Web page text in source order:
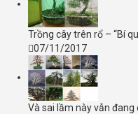
Trồng cây trên rổ – “Bí
07/11/2017
Và sai lầm này vẫn đang